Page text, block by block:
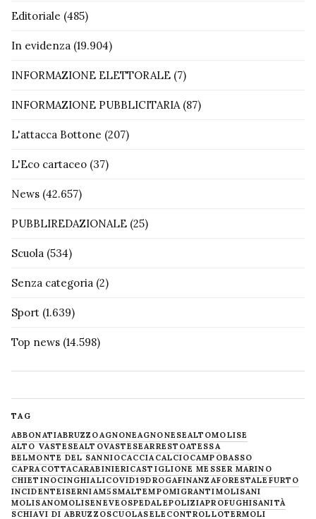
Editoriale (485)
In evidenza (19.904)
INFORMAZIONE ELETTORALE (7)
INFORMAZIONE PUBBLICITARIA(87)
L'attacca Bottone (207)
L'Eco cartaceo (37)
News (42.657)
PUBBLIREDAZIONALE (25)
Scuola (534)
Senza categoria (2)
Sport (1.639)
Top news (14.598)
TAG
ABBONATIABRUZZOAGNONEAGNONESEALTOMOLISE
ALTO VASTESEALTOVASTESEARRESTOATESSA
BELMONTE DEL SANNIOCACCIACALCIOCAMPOBASSO
CAPRACOTTACARABINIERICASTIGLIONE MESSER MARINO
CHIETINOCINGHIALICOVID19DROGAFINANZAFORESTALE FURTO
INCIDENTEISERNIAM5SMALTEMPOMIGRANTIMOLISANI
MOLISANOMOLISENEVE OSPEDALEPOLIZIAPROFUGHISANITÀ
SCHIAVI DI ABRUZZOSCUOLASELECONTROLLOTERMOLI